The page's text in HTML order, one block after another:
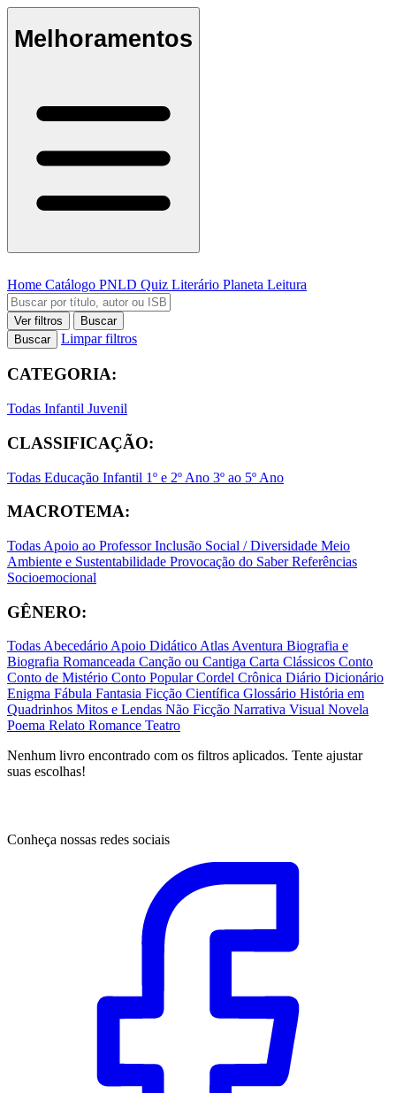
Melhoramentos
Home Catálogo PNLD Quiz Literário Planeta Leitura
Ver filtros
Buscar
Buscar
Limpar filtros
CATEGORIA:
Todas Infantil Juvenil
CLASSIFICAÇÃO:
Todas Educação Infantil 1º e 2º Ano 3º ao 5º Ano
MACROTEMA:
Todas Apoio ao ProfessorInclusão Social / Diversidade Meio
Ambiente e Sustentabilidade Provocação do SaberReferências
Socioemocional
GÊNERO:
TodasAbecedárioApoio DidáticoAtlasAventura Biografia e
Biografia Romanceada Canção ou Cantiga Carta Clássicos Conto
Conto de Mistério Conto PopularCordel Crônica Diário Dicionário
Enigma Fábula Fantasia Ficção Científica Glossário História em
Quadrinhos Mitos e Lendas Não Ficção Narrativa Visual Novela
Poema Relato Romance Teatro
Nenhum livro encontrado com os filtros aplicados. Tente ajustar
suas escolhas!
Conheça nossas redes sociais